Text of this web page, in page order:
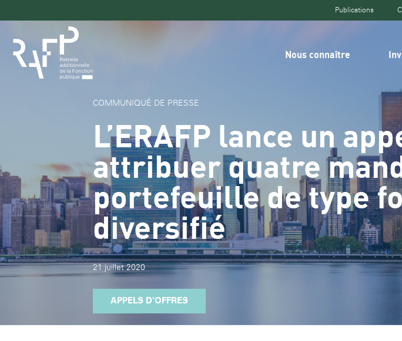
Top
header
Publications
Navigation
Nous connaître
COMMUNIQUÉ DE PRESSE
L’ERAFP lance un
attribuer quatre
portefeuille de type
diversifié
21 juillet 2020
APPELS D'OFFRES